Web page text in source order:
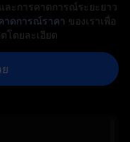
ละการคาดการณ์ระยะยาว
าดการณ์ราคา ของเราเพื่อ
ดยละเอียด